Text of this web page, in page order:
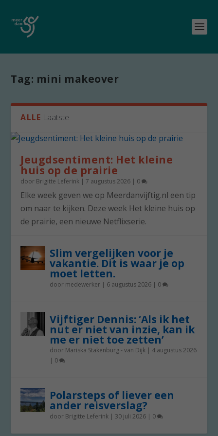
Tag: mini makeover
ALLE Laatste
Jeugdsentiment: Het kleine
huis op de prairie
door Brigitte Leferink |7 augustus 2026 | 0
Elke week geven we op Meerdanvijftig.nl een tip
om naar te kijken. Deze week Het kleine huis op
de prairie, een nieuwe Netflixserie.
Slim vergelijken voor je
vakantie. Dit is waar je op
moet letten.
door medewerker | 6 augustus 2026 | 0
Vijftiger Dennis: ‘Als ik het
nut er niet van inzie, kan ik
me er niet toe zetten’
door Mariska Stakenburg - van Dijk | 4 augustus 2026
| 0
Polarsteps of liever een
ander reisverslag?
door Brigitte Leferink | 30 juli 2026 | 0